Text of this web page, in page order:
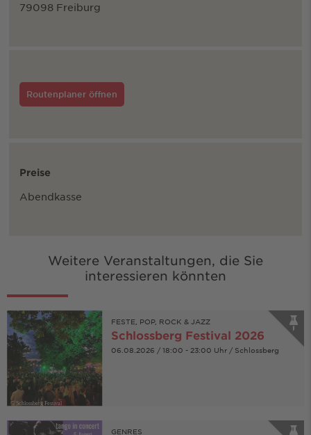
79098 Freiburg
Routenplaner öffnen
Preise
Abendkasse
Weitere Veranstaltungen, die Sie
interessieren könnten
© Schlossberg Festival
FESTE, POP, ROCK & JAZZ
Schlossberg Festival 2026
06.08.2026 / 18:00 - 23:00 Uhr / Schlossberg
GENRES